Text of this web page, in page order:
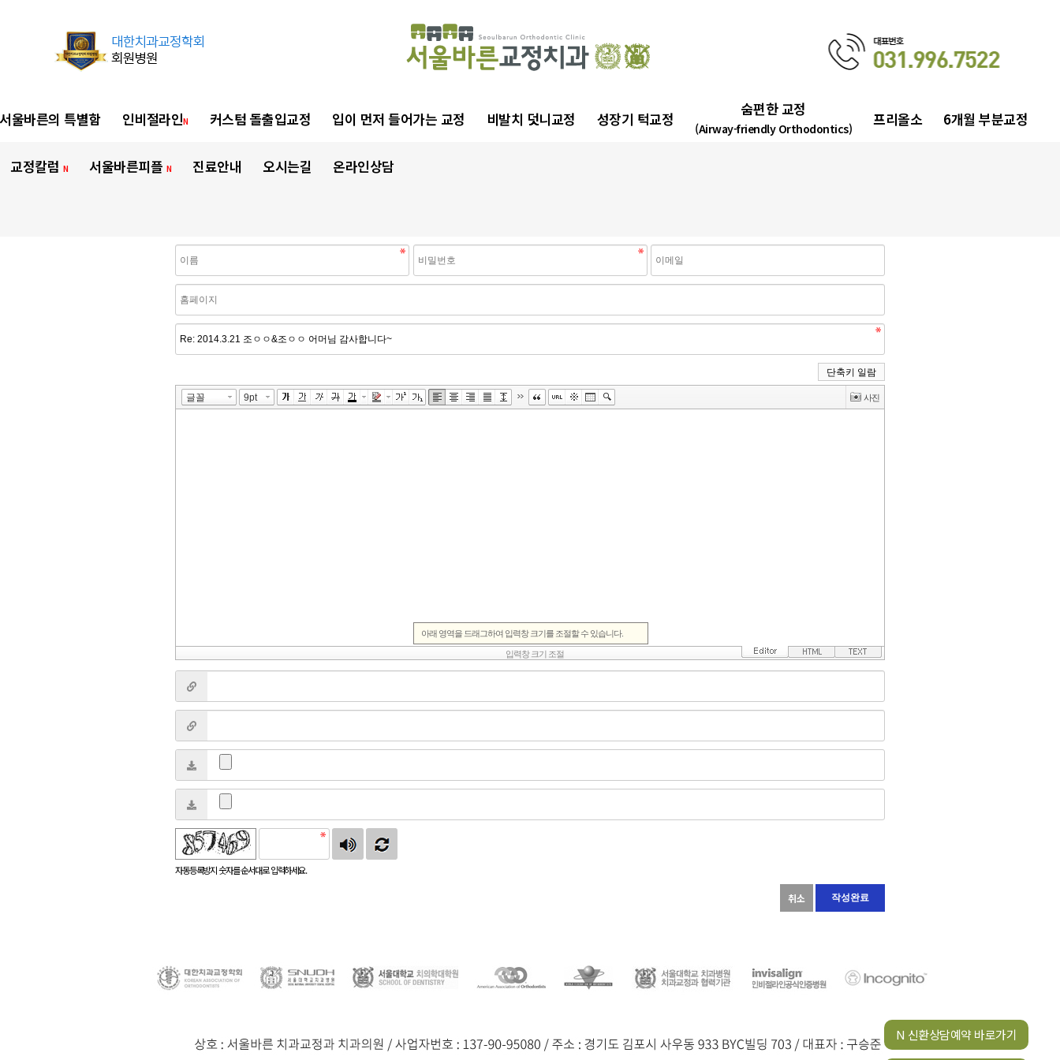
N 신환상담예약 바로가기
서울바른의 특별함 인비절라인N 커스텀 돌출입교정 입이 먼저 들어가는 교정 비발치 덧니교정 성장기 턱교정
숨편한 교정
(Airway-friendly Orthodontics) 프리올소 6개월 부분교정
교정칼럼 N 서울바른피플 N 진료안내 오시는길 온라인상담
단축키 일람
자동등록방지 숫자를 순서대로 입력하세요.
취소